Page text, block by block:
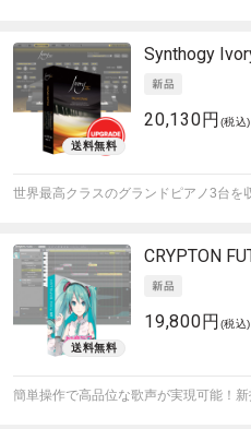
Synthogy
20,130円 (税込)
世界最高クラスのグランドピアノ3台を
CRYPTON
19,800円 (税込)
簡単操作で高品位な歌声が実現可能！